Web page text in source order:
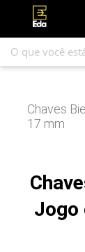
Chaves
17 mm
Jogo